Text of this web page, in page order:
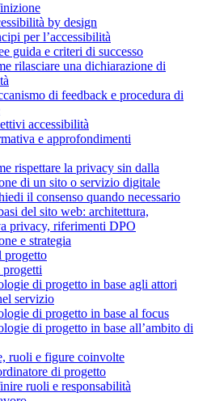
by design
per l’accessibilità
guida e criteri di successo
rilasciare una dichiarazione di
di feedback e procedura di
accessibilità
e approfondimenti
rispettare la privacy sin dalla
di un sito o servizio digitale
il consenso quando necessario
del sito web: architettura,
privacy, riferimenti DPO
e strategia
progetto
di progetto in base agli attori
servizio
di progetto in base al focus
di progetto in base all’ambito di
ruoli e figure coinvolte
di progetto
ruoli e responsabilità